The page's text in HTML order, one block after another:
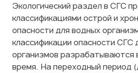
Экологический раздел в СГС
классификациями острой и
опасности для водных
классификации опасности СГС
организмов разрабатываются
время. На переходный период